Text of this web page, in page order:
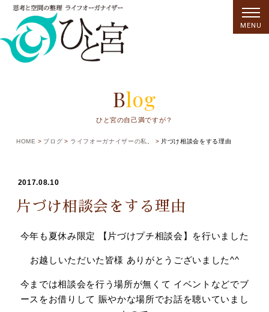
Blog
ひと宮の自己満ですが？
HOME ブログ ライフオーガナイザーの私。 片づけ相談会をする理由
2017.08.10
片づけ相談会をする理由
今年も夏休み限定 【片づけプチ相談会】を行いました
お越しいただいた皆様 ありがとうございました^^
今までは相談会を行う場所が無くて イベントなどでブ
ースをお借りして 賑やかな場所でお話を聴いていまし
MENU